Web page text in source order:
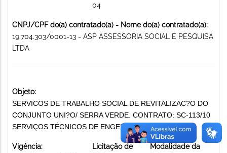
04
CNPJ/CPF do(a) contratado(a) - Nome do(a) contratado(a):
19.704.303/0001-13 - ASP ASSESSORIA SOCIAL E PESQUISA
LTDA
Objeto:
SERVICOS DE TRABALHO SOCIAL DE REVITALIZAC?O DO
CONJUNTO UNI?O/ SERRA VERDE. CONTRATO: SC-113/10
SERVIÇOS TÉCNICOS DE ENGENHARIA
Vigência:
Licitação de
Modalidade da